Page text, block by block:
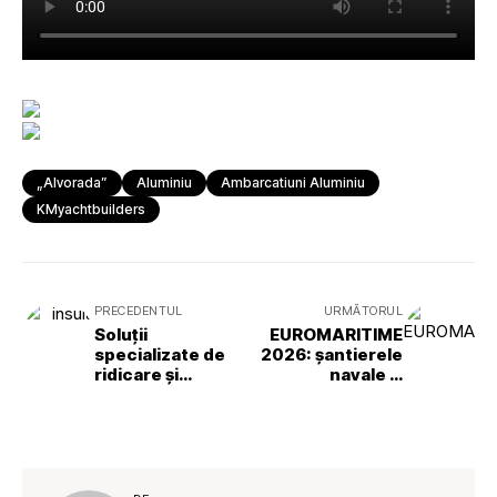
„Alvorada” Aluminiu
Ambarcatiuni Aluminiu
KMyachtbuilders
PRECEDENTUL
Soluții
specializate de
ridicare și
URMĂTORUL
EUROMARITIME
2026: șantierele
navale și